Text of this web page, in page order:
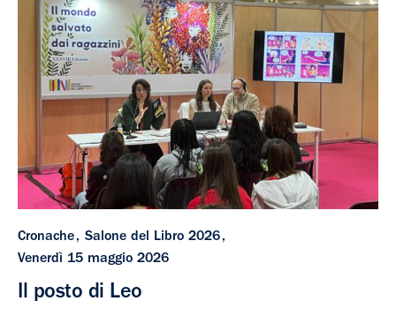
Cronache
Salone del Libro 2026
Venerdì 15 maggio 2026
Il posto di Leo